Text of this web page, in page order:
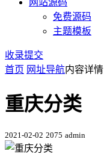
网站源码
免费源码
主题模板
收录提交
首页 网址导航内容详情
重庆分类
2021-02-02 2075 admin